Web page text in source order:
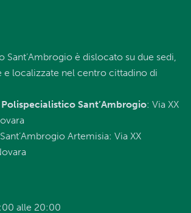
Sant’Ambrogio è dislocato su due sedi,
e localizzate nel centro cittadino di
Sant’Ambrogio: Via XX
Artemisia: Via XX
alle 20:00